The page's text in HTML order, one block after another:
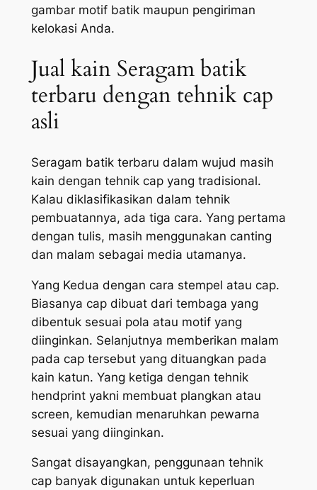
gambar motif batik maupun pengiriman
kelokasi Anda.
Jual kain Seragam batik
terbaru dengan tehnik cap
asli
Seragam batik terbaru dalam wujud masih
kain dengan tehnik cap yang tradisional.
Kalau diklasifikasikan dalam tehnik
pembuatannya, ada tiga cara. Yang pertama
dengan tulis, masih menggunakan canting
dan malam sebagai media utamanya.
Yang Kedua dengan cara stempel atau cap.
Biasanya cap dibuat dari tembaga yang
dibentuk sesuai pola atau motif yang
diinginkan. Selanjutnya memberikan malam
pada cap tersebut yang dituangkan pada
kain katun. Yang ketiga dengan tehnik
hendprint yakni membuat plangkan atau
screen, kemudian menaruhkan pewarna
sesuai yang diinginkan.
Sangat disayangkan, penggunaan tehnik
cap banyak digunakan untuk keperluan